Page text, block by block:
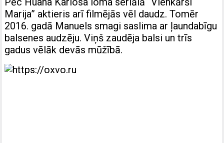
Marija” aktieris arī filmējās vēl daudz. Tomēr
2016. gadā Manuels smagi saslima ar ļaundabīgu
balsenes audzēju. Viņš zaudēja balsi un trīs
gadus vēlāk devās mūžībā.